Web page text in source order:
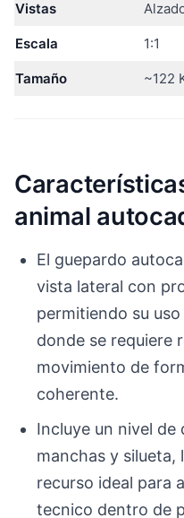
Vistas
Escala 1:1
Tamaño ~122
animal
El guepardo
vista lateral con
permitiendo su
donde se requiere
movimiento de
coherente.
Incluye un nivel de
manchas y silueta,
recurso ideal para
tecnico dentro de